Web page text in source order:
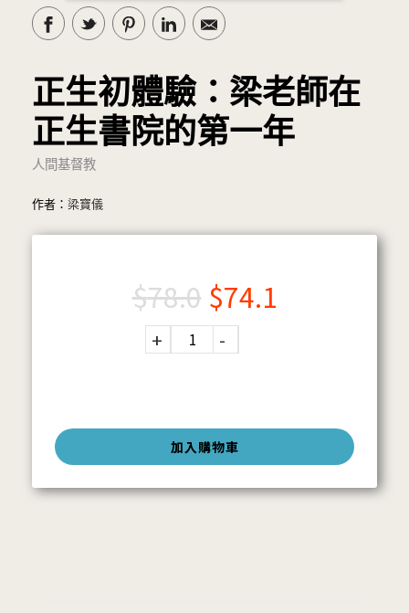
正生初體驗：梁老師在
正生書院的第一年
人間基督教
作者： 梁寶儀
加入購物車
$78.0 $74.1